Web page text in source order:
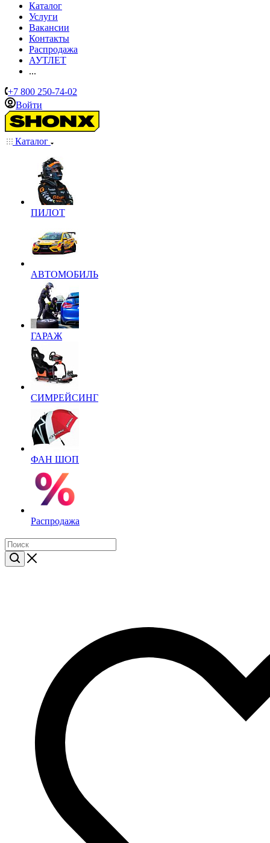
Каталог
Услуги
Вакансии
Контакты
Распродажа
АУТЛЕТ
...
+7 800 250-74-02
Войти
Каталог
ПИЛОТ
АВТОМОБИЛЬ
ГАРАЖ
СИМРЕЙСИНГ
ФАН ШОП
Распродажа